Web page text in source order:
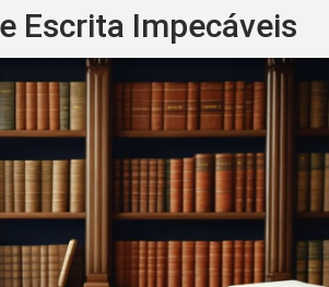
Escrita Impecáveis